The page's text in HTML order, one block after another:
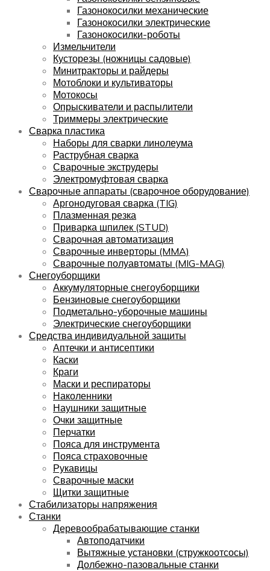
Газонокосилки механические
Газонокосилки электрические
Газонокосилки-роботы
Измельчители
Кусторезы (ножницы садовые)
Минитракторы и райдеры
Мотоблоки и культиваторы
Мотокосы
Опрыскиватели и распылители
Триммеры электрические
Сварка пластика
Наборы для сварки линолеума
Раструбная сварка
Сварочные экструдеры
Электромуфтовая сварка
Сварочные аппараты (сварочное оборудование)
Аргонодуговая сварка (TIG)
Плазменная резка
Приварка шпилек (STUD)
Сварочная автоматизация
Сварочные инверторы (MMA)
Сварочные полуавтоматы (MIG-MAG)
Снегоуборщики
Аккумуляторные снегоуборщики
Бензиновые снегоуборщики
Подметально-уборочные машины
Электрические снегоуборщики
Средства индивидуальной защиты
Аптечки и антисептики
Каски
Краги
Маски и респираторы
Наколенники
Наушники защитные
Очки защитные
Перчатки
Пояса для инструмента
Пояса страховочные
Рукавицы
Сварочные маски
Щитки защитные
Стабилизаторы напряжения
Станки
Деревообрабатывающие станки
Автоподатчики
Вытяжные установки (стружкоотсосы)
Долбежно-пазовальные станки